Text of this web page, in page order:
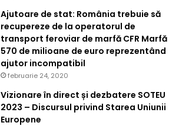
Ajutoare de stat: România trebuie să
recupereze de la operatorul de
transport feroviar de marfă CFR Marfă
570 de milioane de euro reprezentând
ajutor incompatibil
februarie 24, 2020
Vizionare în direct și dezbatere SOTEU
2023 – Discursul privind Starea Uniunii
Europene